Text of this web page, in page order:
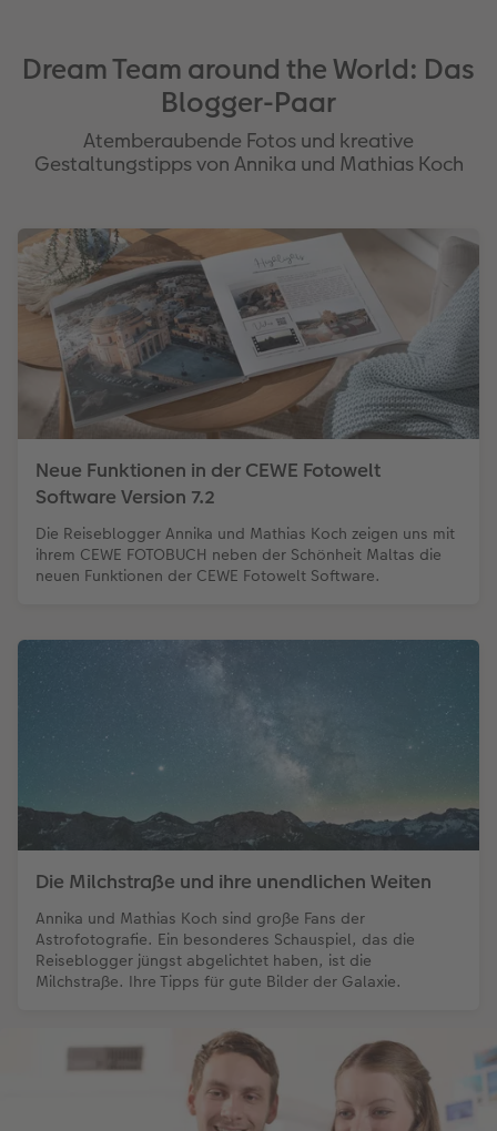
Dream Team around the World: Das
Blogger-Paar
Atemberaubende Fotos und kreative
Gestaltungstipps von Annika und Mathias Koch
Neue Funktionen in der CEWE Fotowelt
Software Version 7.2
Die Reiseblogger Annika und Mathias Koch zeigen uns mit
ihrem CEWE FOTOBUCH neben der Schönheit Maltas die
neuen Funktionen der CEWE Fotowelt Software.
Die Milchstraße und ihre unendlichen Weiten
Annika und Mathias Koch sind große Fans der
Astrofotografie. Ein besonderes Schauspiel, das die
Reiseblogger jüngst abgelichtet haben, ist die
Milchstraße. Ihre Tipps für gute Bilder der Galaxie.